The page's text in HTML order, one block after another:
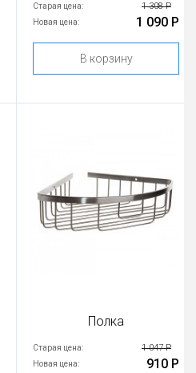
Старая цена: 1 308 Р
Новая цена: 1 090 Р
В корзину
Полка
Старая цена: 1 047 Р
Новая цена: 910 Р